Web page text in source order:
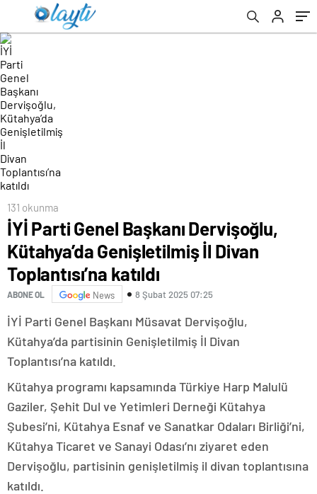
Toplantısı’na katıldı
131 okunma
İYİ Parti Genel Başkanı Dervişoğlu,
Kütahya’da Genişletilmiş İl Divan
Toplantısı’na katıldı
ABONE OL News 8 Şubat 2025 07:25
İYİ Parti Genel Başkanı Müsavat Dervişoğlu,
Kütahya’da partisinin Genişletilmiş İl Divan
Toplantısı’na katıldı.
Kütahya programı kapsamında Türkiye Harp Malulü
Gaziler, Şehit Dul ve Yetimleri Derneği Kütahya
Şubesi’ni, Kütahya Esnaf ve Sanatkar Odaları Birliği’ni,
Kütahya Ticaret ve Sanayi Odası’nı ziyaret eden
Dervişoğlu, partisinin genişletilmiş il divan toplantısına
katıldı.